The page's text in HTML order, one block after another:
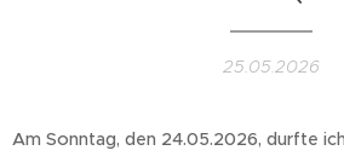
25.05.2026
Am Sonntag, den 24.05.2026, durfte